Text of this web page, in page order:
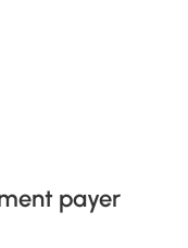
payer